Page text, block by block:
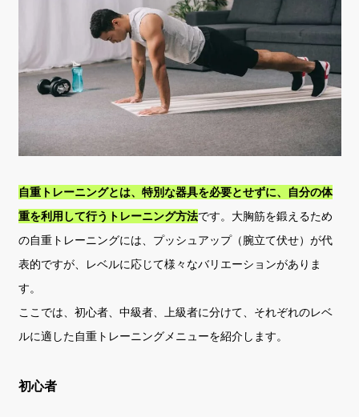
自重トレーニングとは、特別な器具を必要とせずに、自分の体
重を利用して行うトレーニング方法です。大胸筋を鍛えるため
の自重トレーニングには、プッシュアップ（腕立て伏せ）が代
表的ですが、レベルに応じて様々なバリエーションがありま
す。
ここでは、初心者、中級者、上級者に分けて、それぞれのレベ
ルに適した自重トレーニングメニューを紹介します。
初心者